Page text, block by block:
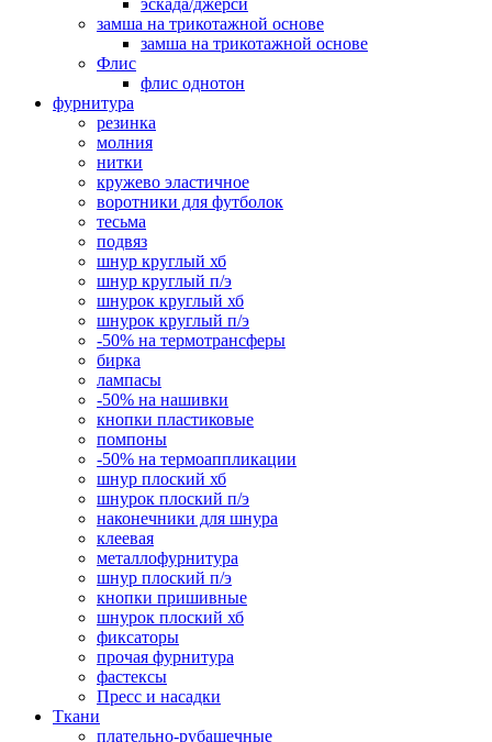
эскада/джерси
замша на трикотажной основе
замша на трикотажной основе
Флис
флис однотон
фурнитура
резинка
молния
нитки
кружево эластичное
воротники для футболок
тесьма
подвяз
шнур круглый хб
шнур круглый п/э
шнурок круглый хб
шнурок круглый п/э
-50% на термотрансферы
бирка
лампасы
-50% на нашивки
кнопки пластиковые
помпоны
-50% на термоаппликации
шнур плоский хб
шнурок плоский п/э
наконечники для шнура
клеевая
металлофурнитура
шнур плоский п/э
кнопки пришивные
шнурок плоский хб
фиксаторы
прочая фурнитура
фастексы
Пресс и насадки
Ткани
плательно-рубашечные